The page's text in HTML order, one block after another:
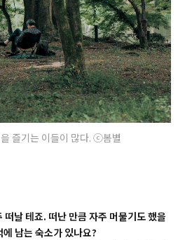
즐기는 이들이 많다. ⓒ봄별
날 테죠. 떠난 만큼 자주 머물기도 했을
남는 숙소가 있나요?